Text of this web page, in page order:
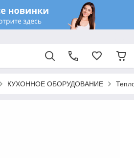
КУХОННОЕ ОБОРУДОВАНИЕ